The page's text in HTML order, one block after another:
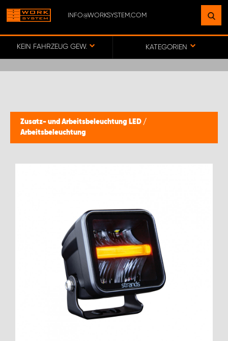
INFO@WORKSYSTEM.COM
KEIN FAHRZEUG GEWÄHLT KATEGORIEN
Zusatz- und Arbeitsbeleuchtung LED /
Arbeitsbeleuchtung
FINDEN SIE EINEN STANDORT
IN IHRER NÄHE
KEY ACCOUNT GERMANY
WORK SYSTEM HAMBURG
WORK SYSTEM LEIPZIG/HALLE
WORK SYSTEM LUDWIGSHAFEN